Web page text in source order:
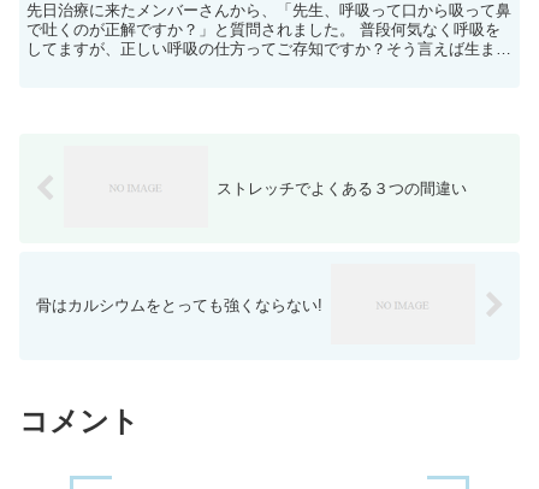
先日治療に来たメンバーさんから、「先生、呼吸って口から吸って鼻
で吐くのが正解ですか？」と質問されました。 普段何気なく呼吸を
してますが、正しい呼吸の仕方ってご存知ですか？そう言えば生まれ
ストレッチでよくある３つの間違い
骨はカルシウムをとっても強くならない!
コメント